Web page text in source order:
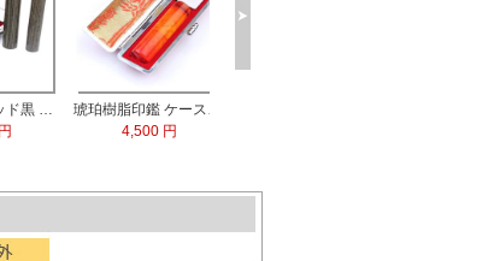
【数量限定】ブラストチタン印鑑 印鑑ケース付